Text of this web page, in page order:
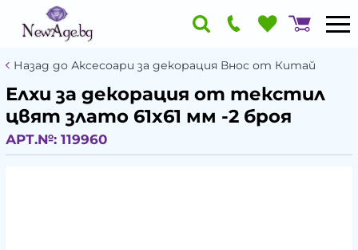
Назад до Аксесоари за декорация Внос от Китай
Елхи за декорация от текстил
цвят злато 61x61 мм -2 броя
АРТ.№: 119960